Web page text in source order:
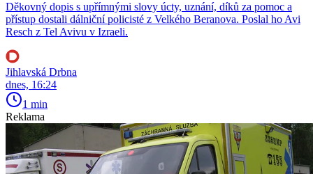
Děkovný dopis s upřímnými slovy úcty, uznání, díků za pomoc a
přístup dostali dálniční policisté z Velkého Beranova. Poslal ho Avi
Resch z Tel Avivu v Izraeli.
Jihlavská Drbna
dnes, 16:24
1 min
Reklama